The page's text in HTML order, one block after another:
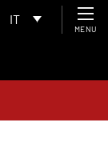
IT
MENU